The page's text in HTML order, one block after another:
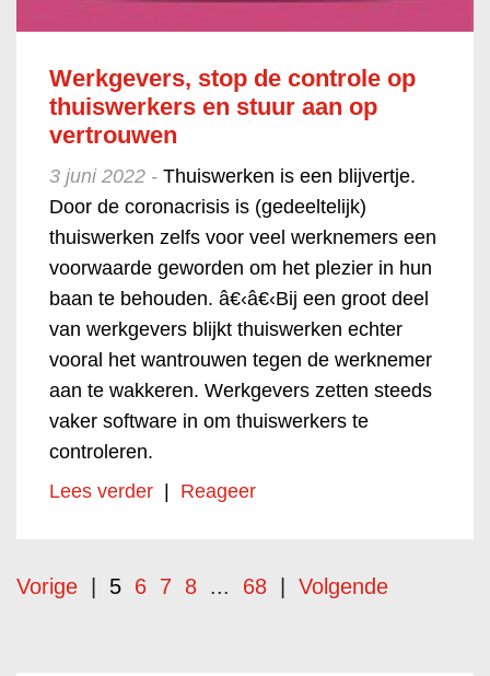
Werkgevers, stop de controle op
thuiswerkers en stuur aan op
vertrouwen
3 juni 2022 - Thuiswerken is een blijvertje.
Door de coronacrisis is (gedeeltelijk)
thuiswerken zelfs voor veel werknemers een
voorwaarde geworden om het plezier in hun
baan te behouden. â€‹â€‹Bij een groot deel
van werkgevers blijkt thuiswerken echter
vooral het wantrouwen tegen de werknemer
aan te wakkeren. Werkgevers zetten steeds
vaker software in om thuiswerkers te
controleren.
Lees verder
Reageer
Vorige 5 6 7 8 ... 68 Volgende